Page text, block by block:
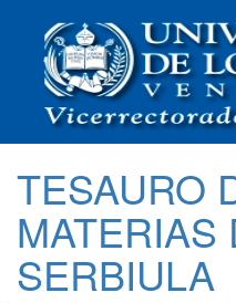
TESAURO
MATERIAS
SERBIULA